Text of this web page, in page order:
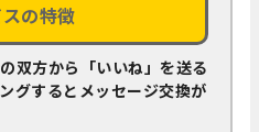
の特徴
双方から「いいね」を送る
グするとメッセージ交換が